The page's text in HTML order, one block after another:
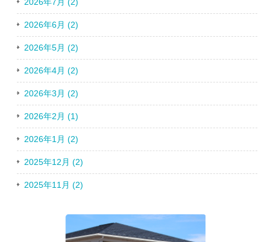
2026年6月 (2)
2026年5月 (2)
2026年4月 (2)
2026年3月 (2)
2026年2月 (1)
2026年1月 (2)
2025年12月 (2)
2025年11月 (2)